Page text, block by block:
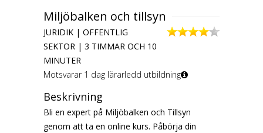
Miljöbalken och tillsyn
JURIDIK | OFFENTLIG
SEKTOR | 3 TIMMAR OCH 10
MINUTER
Motsvarar 1 dag lärarledd utbildning
Beskrivning
Bli en expert på Miljöbalken och Tillsyn
genom att ta en online kurs. Påbörja din